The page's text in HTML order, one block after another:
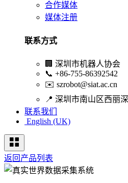
合作媒体
媒体注册
联系方式
🏢 深圳市机器人协会
📞 +86-755-86392542
✉️ szrobot@siat.ac.cn
📍 深圳市南山区西丽
联系我们
English (UK)
返回产品列表